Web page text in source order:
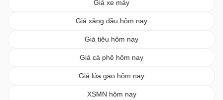
Giá xe máy
Giá xăng dầu hôm nay
Giá tiêu hôm nay
Giá cà phê hôm nay
Giá lúa gạo hôm nay
XSMN hôm nay